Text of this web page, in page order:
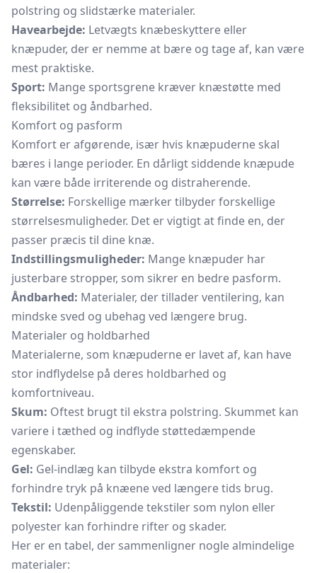
polstring og slidstærke materialer.
Havearbejde: Letvægts knæbeskyttere eller
knæpuder, der er nemme at bære og tage af, kan være
mest praktiske.
Sport: Mange sportsgrene kræver knæstøtte med
fleksibilitet og åndbarhed.
Komfort og pasform
Komfort er afgørende, især hvis knæpuderne skal
bæres i lange perioder. En dårligt siddende knæpude
kan være både irriterende og distraherende.
Størrelse: Forskellige mærker tilbyder forskellige
størrelsesmuligheder. Det er vigtigt at finde en, der
passer præcis til dine knæ.
Indstillingsmuligheder: Mange knæpuder har
justerbare stropper, som sikrer en bedre pasform.
Åndbarhed: Materialer, der tillader ventilering, kan
mindske sved og ubehag ved længere brug.
Materialer og holdbarhed
Materialerne, som knæpuderne er lavet af, kan have
stor indflydelse på deres holdbarhed og
komfortniveau.
Skum: Oftest brugt til ekstra polstring. Skummet kan
variere i tæthed og indflyde støttedæmpende
egenskaber.
Gel: Gel-indlæg kan tilbyde ekstra komfort og
forhindre tryk på knæene ved længere tids brug.
Tekstil: Udenpåliggende tekstiler som nylon eller
polyester kan forhindre rifter og skader.
Her er en tabel, der sammenligner nogle almindelige
materialer: